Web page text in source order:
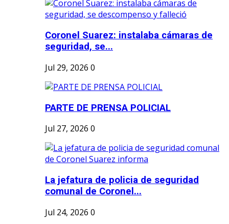
Coronel Suarez: instalaba cámaras de
seguridad, se...
Jul 29, 2026 0
PARTE DE PRENSA POLICIAL
Jul 27, 2026 0
La jefatura de policia de seguridad
comunal de Coronel...
Jul 24, 2026 0